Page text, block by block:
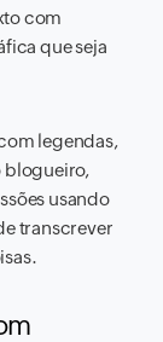
com
que seja
legendas,
blogueiro,
usando
transcrever